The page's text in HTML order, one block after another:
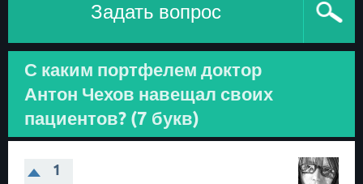
Задать вопрос
С каким портфелем доктор
Антон Чехов навещал своих
пациентов? (7 букв)
1